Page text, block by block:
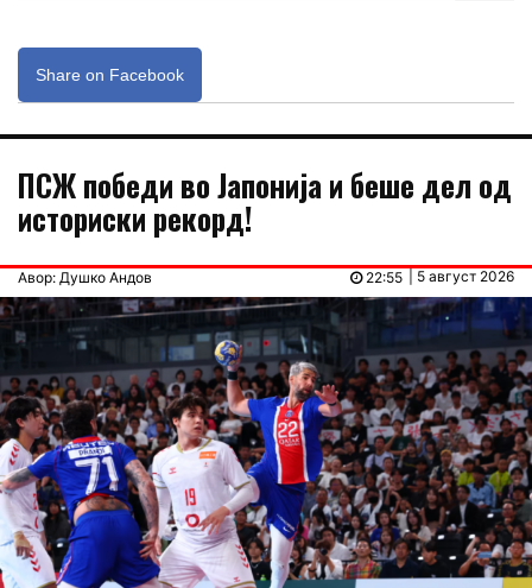
Share on Facebook
ПСЖ победи во Јапонија и беше дел од
историски рекорд!
Авор: Душко Андов | 5 август 2026
22:55